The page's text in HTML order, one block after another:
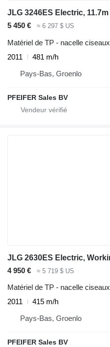
5 450 € ≈ 6 297 $ US
Matériel de TP - nacelle ciseaux
2011
481 m/h
Pays-Bas, Groenlo
PFEIFER Sales BV
4 950 € ≈ 5 719 $ US
Matériel de TP - nacelle ciseaux
2011
415 m/h
Pays-Bas, Groenlo
PFEIFER Sales BV